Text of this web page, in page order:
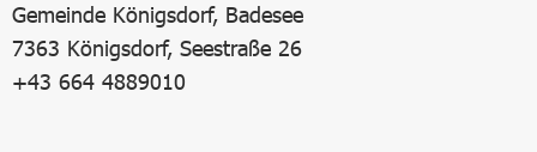
Gemeinde Königsdorf, Badesee
7363 Königsdorf, Seestraße 26
+43 664 4889010